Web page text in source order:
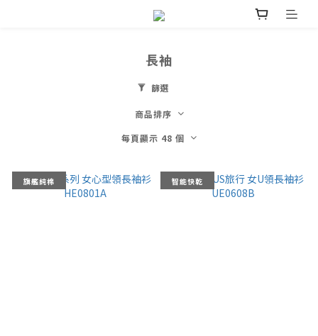
長袖
篩選
商品排序
每頁顯示 48 個
旗艦純棉 智能快乾